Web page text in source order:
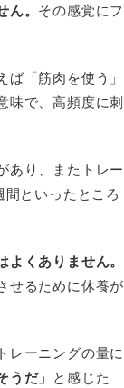
。 その感覚にフ
「筋肉を使う」
味で、高頻度に刺
あり、またトレー
といったところ
くありません。
せるために休養が
レーニングの量に
うだ」 と感じた